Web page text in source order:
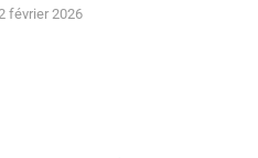
février 2026